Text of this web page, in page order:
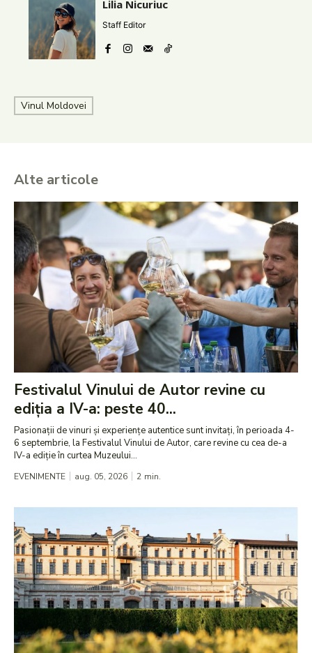
Lilia Nicuriuc
Staff Editor
Vinul Moldovei
Alte articole
Festivalul Vinului de Autor revine cu
ediția a IV-a: peste 40...
Pasionații de vinuri și experiențe autentice sunt invitați, în perioada 4-
6 septembrie, la Festivalul Vinului de Autor, care revine cu cea de-a
IV-a ediție în curtea Muzeului...
EVENIMENTE aug. 05, 2026 2 min.